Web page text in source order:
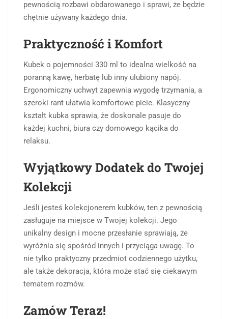
pewnością rozbawi obdarowanego i sprawi, że będzie
chętnie używany każdego dnia.
Praktyczność i Komfort
Kubek o pojemności 330 ml to idealna wielkość na
poranną kawę, herbatę lub inny ulubiony napój.
Ergonomiczny uchwyt zapewnia wygodę trzymania, a
szeroki rant ułatwia komfortowe picie. Klasyczny
kształt kubka sprawia, że doskonale pasuje do
każdej kuchni, biura czy domowego kącika do
relaksu.
Wyjątkowy Dodatek do Twojej
Kolekcji
Jeśli jesteś kolekcjonerem kubków, ten z pewnością
zasługuje na miejsce w Twojej kolekcji. Jego
unikalny design i mocne przesłanie sprawiają, że
wyróżnia się spośród innych i przyciąga uwagę. To
nie tylko praktyczny przedmiot codziennego użytku,
ale także dekoracja, która może stać się ciekawym
tematem rozmów.
Zamów Teraz!